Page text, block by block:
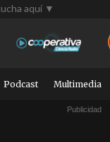
aquí ▼
Podcast Multimedia